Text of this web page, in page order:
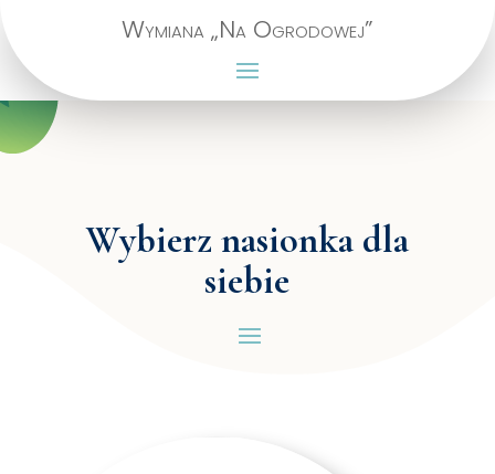
Wymiana „Na Ogrodowej”
Wybierz nasionka dla
siebie